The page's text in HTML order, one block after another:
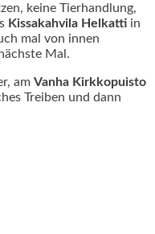
keine Tierhandlung,
Kissakahvila Helkatti in
mal von innen
Mal.
am Vanha Kirkkopuisto
Treiben und dann